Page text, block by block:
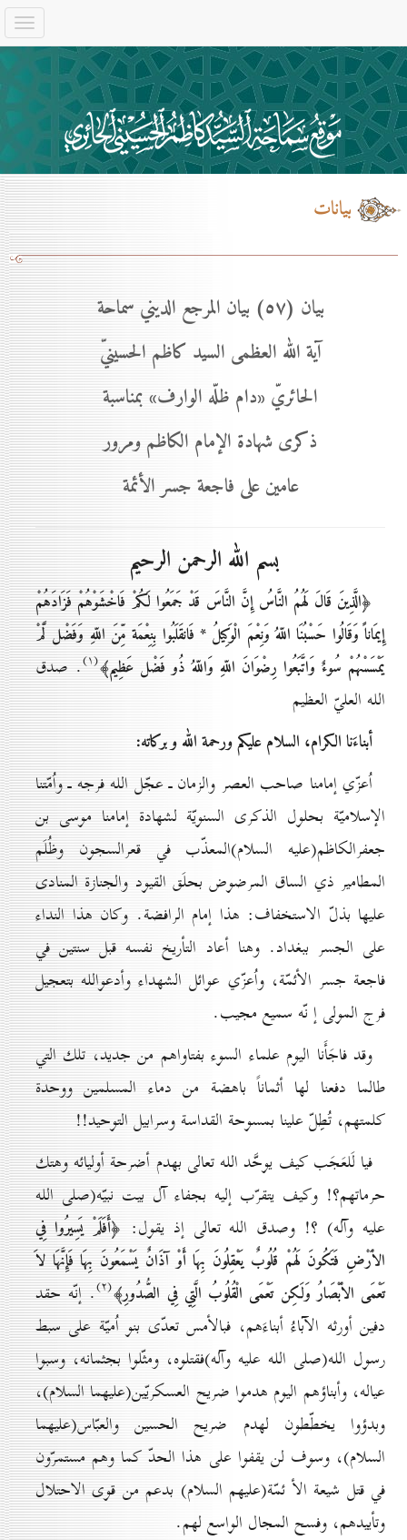
بيانات
بيان (٥۷) بيان المرجع الديني سماحة
آية الله العظمى السيد كاظم الحسينيّ
الحائريّ «دام ظلّه الوارف» بمناسبة
ذكرى شهادة الإمام الكاظم ومرور
عامين على فاجعة جسر الأئمة
بسم الله الرحمن الرحيم
﴿الَّذِينَ قَالَ لَهُمُ النَّاسُ إِنَّ النَّاسَ قَدْ جَمَعُوا لَكُمْ فَاخْشَوْهُمْ فَزَادَهُمْ
إِيمَاناً وَقَالُوا حَسْبُنَا اللّهُ وَنِعْمَ الْوَكِيلُ * فَانقَلَبُوا بِنِعْمَة مِّنَ اللّهِ وَفَضْل لَّمْ
يَمْسَسْهُمْ سُوءٌ وَاتَّبَعُوا رِضْوَانَ اللّهِ وَاللّهُ ذُو فَضْل عَظِيم﴾(۱) . صدق
الله العليّ العظيم
أبناءَنا الكرام، السلام عليكم ورحمة الله وبركاته:
اُعزّي إمامنا صاحب العصر والزمان ـ عجّل الله فرجه ـ واُمّتنا
الإسلاميّة بحلول الذكرى السنويّة لشهادة إمامنا موسى بن
جعفرالكاظم(عليه السلام)المعذّب في قعرالسجون وظُلَم
المطامير ذي الساق المرضوض بحلَق القيود والجنازة المنادى
عليها بذلّ الاستخفاف: هذا إمام الرافضة. وكان هذا النداء
على الجسر ببغداد. وهنا أعاد التأريخ نفسه قبل سنتين في
فاجعة جسر الأئمّة، واُعزّي عوائل الشهداء وأدعوالله بتعجيل
فرج المولى إ نّه سميع مجيب.
وقد فاجَأَنا اليوم علماء السوء بفتاواهم من جديد، تلك التي
طالما دفعنا لها أثماناً باهضة من دماء المسلمين ووحدة
كلمتهم، تُطِلّ علينا بمسوحة القداسة وسرابيل التوحيد!!
فيا لَلعَجَب كيف يوحَّد الله تعالى بهدم أضرحة أوليائه وهتك
حرماتهم؟! وكيف يتقرّب إليه بجفاء آل بيت نبيّه(صلى الله
عليه وآله) ؟! وصدق الله تعالى إذ يقول: ﴿أَفَلَمْ يَسِيرُوا فِي
الاَْرْضِ فَتَكُونَ لَهُمْ قُلُوبٌ يَعْقِلُونَ بِهَا أَوْ آذَانٌ يَسْمَعُونَ بِهَا فَإِنَّهَا لاَ
تَعْمَى الاَْبْصَارُ وَلَكِن تَعْمَى الْقُلُوبُ الَّتِي فِي الصُّدُورِ﴾(۲) . إنّه حقد
دفين أورثه الآباءُ أبناءَهم، فبالأمس تعدّى بنو اُميّة على سبط
رسول الله(صلى الله عليه وآله)فقتلوه، ومثّلوا بجثمانه، وسبوا
عياله، وأبناؤهم اليوم هدموا ضريح العسكريّين(عليهما السلام)،
وبدؤوا يخطّطون لهدم ضريح الحسين والعبّاس(عليهما
السلام)، وسوف لن يقفوا على هذا الحدّ كما وهم مستمرّون
في قتل شيعة الأ ئمّة(عليهم السلام) بدعم من قوى الاحتلال
وتأييدهم، وفسح المجال الواسع لهم.